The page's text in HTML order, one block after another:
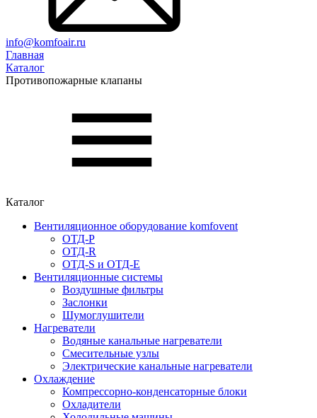
info@komfoair.ru
Главная
Каталог
Противопожарные клапаны
Каталог
Вентиляционное оборудование komfovent
ОТД-P
ОТД-R
ОТД-S и ОТД-E
Вентиляционные системы
Воздушные фильтры
Заслонки
Шумоглушители
Нагреватели
Водяные канальные нагреватели
Смесительные узлы
Электрические канальные нагреватели
Охлаждение
Компрессорно-конденсаторные блоки
Охладители